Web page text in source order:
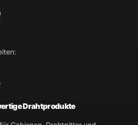
Drahtprodukte